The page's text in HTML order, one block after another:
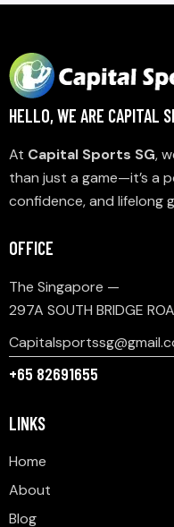
HELLO, WE ARE CAPITAL
At Capital Sports SG,
than just a game—it’s a
confidence, and lifelong
OFFICE
The Singapore —
297A SOUTH BRIDGE
+65 82691655
LINKS
Home
About
Blog